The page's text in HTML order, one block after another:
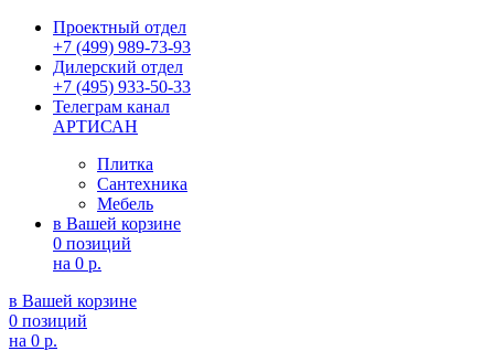
Проектный отдел
+7 (499) 989-73-93
Дилерский отдел
+7 (495) 933-50-33
Телеграм канал
АРТИСАН
Плитка
Сантехника
Мебель
в Вашей корзине
0 позиций
на 0 р.
в Вашей корзине
0 позиций
на 0 р.